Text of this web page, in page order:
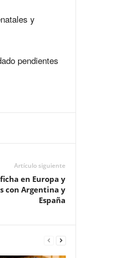
y
pendientes
Artículo siguiente
ficha en Europa y
con Argentina y
España